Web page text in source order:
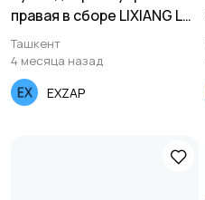
правая в сборе LIXIANG L6
LAA61022130AWB
Ташкент
4 месяца назад
EXZAP